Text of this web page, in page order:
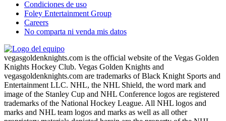
Condiciones de uso
Foley Entertainment Group
Careers
No comparta ni venda mis datos
vegasgoldenknights.com is the official website of the Vegas Golden
Knights Hockey Club. Vegas Golden Knights and
vegasgoldenknights.com are trademarks of Black Knight Sports and
Entertainment LLC. NHL, the NHL Shield, the word mark and
image of the Stanley Cup and NHL Conference logos are registered
trademarks of the National Hockey League. All NHL logos and
marks and NHL team logos and marks as well as all other